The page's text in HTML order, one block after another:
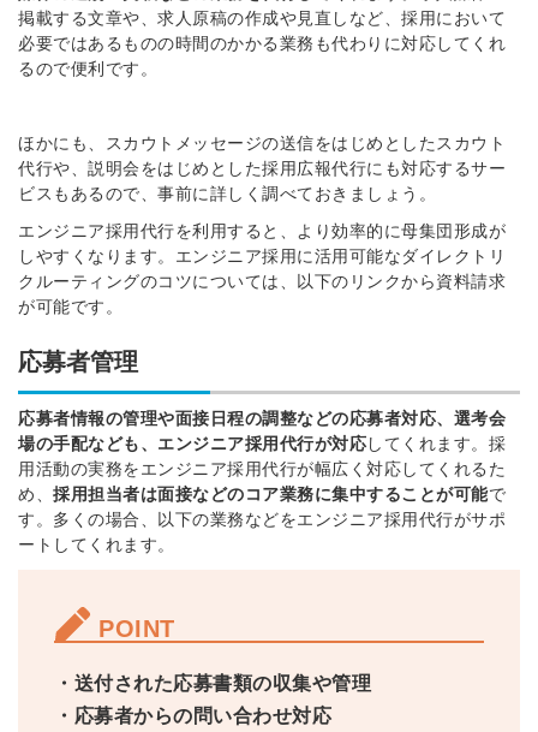
掲載する文章や、求人原稿の作成や見直しなど、 採用において
必要ではあるものの時間のかかる業務も代わりに対応してくれ
るので便利です。
ほかにも、スカウトメッセージの送信をはじめとしたスカウト
代行や、説明会をはじめとした採用広報代行にも対応するサー
ビスもあるので、事前に詳しく調べておきましょう。
エンジニア採用代行を利用する と、
より効率的に母集団形成が
しやすくなります。 エンジニア採用に活用可能なダイレクトリ
クルーティングのコツについては、以下のリンクから資料請求
が可能です。
応募者管理
応募者情報の管理や面接日程の調整などの応募者対応、 選考会
場の手配なども、エンジニア採用代行が対応してくれます。採
用活動の実務をエンジニア採用代行が幅広く対応してくれるた
め、 採用担当者は面接などのコア業務に集中することが可能で
す。 多くの場合、以下の業務などをエンジニア採用代行がサポ
ートしてくれます。
POINT
・送付された応募書類の収集や管理
・応募者からの問い合わせ対応